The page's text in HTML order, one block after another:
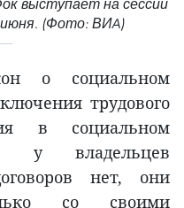
выступает на сессии
(Фото: ВИA)
о социальном
трудового
в социальном
у владельцев
нет, они
со своими